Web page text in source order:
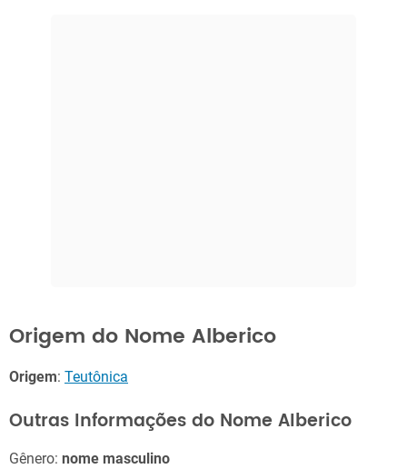
Origem do Nome Alberico
Origem: Teutônica
Outras Informações do Nome Alberico
Gênero: nome masculino